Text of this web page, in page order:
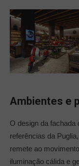
Ambientes e
O design da fachada
referências da
remete ao
iluminação cálida e